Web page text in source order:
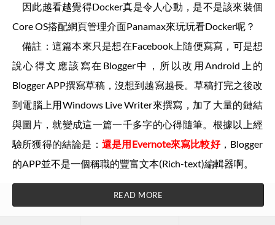
因此越看越覺得Docker真是令人心動，是不是該來裝個
Core OS搭配網頁管理介面Panamax來玩玩看Docker呢？
備註：這篇本來只是想在Facebook上隨便寫寫，可是想
說心得文應該寫在Blogger中，所以改用Android上的
Blogger APP撰寫草稿，沒想到越寫越長。草稿打完之後改
到電腦上用Windows Live Writer來撰寫，加了大量的鏈結
與圖片，就變成這一篇一千多字的心得隨筆。根據以上經
驗所獲得的結論是： 還是用Evernote來寫比較好，Blogger
的APP並不是一個稱職的豐富文本(Rich-text)編輯器啊。
READ MORE